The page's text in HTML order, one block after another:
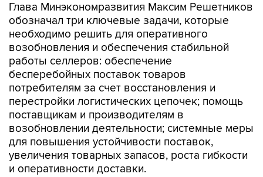
Глава Минэкономразвития Максим Решетников
обозначал три ключевые задачи, которые
необходимо решить для оперативного
возобновления и обеспечения стабильной
работы селлеров: обеспечение
бесперебойных поставок товаров
потребителям за счет восстановления и
перестройки логистических цепочек; помощь
поставщикам и производителям в
возобновлении деятельности; системные меры
для повышения устойчивости поставок,
увеличения товарных запасов, роста гибкости
и оперативности доставки.